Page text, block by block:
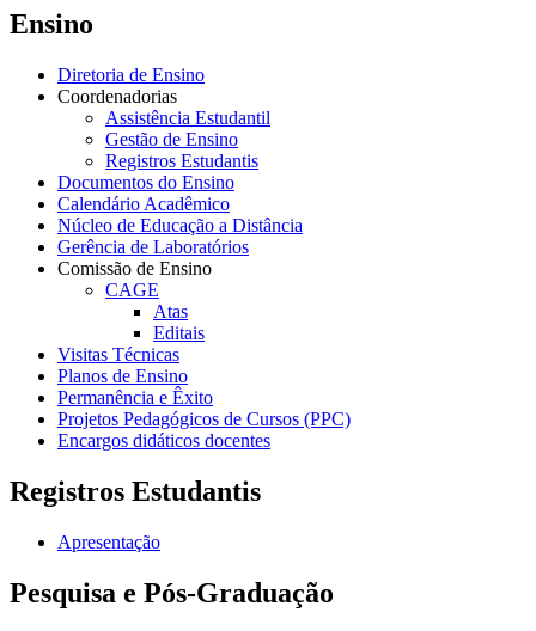
Ensino
Diretoria de Ensino
Coordenadorias
Assistência Estudantil
Gestão de Ensino
Registros Estudantis
Documentos do Ensino
Calendário Acadêmico
Núcleo de Educação a Distância
Gerência de Laboratórios
Comissão de Ensino
CAGE
Atas
Editais
Visitas Técnicas
Planos de Ensino
Permanência e Êxito
Projetos Pedagógicos de Cursos (PPC)
Encargos didáticos docentes
Registros Estudantis
Apresentação
Pesquisa e Pós-Graduação